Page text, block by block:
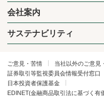
会社案内
サステナビリティ
ご意見・苦情
当社以外のご意見
証券取引等監視委員会情報受付窓口
日本投資者保護基金
EDINET(金融商品取引法に基づく